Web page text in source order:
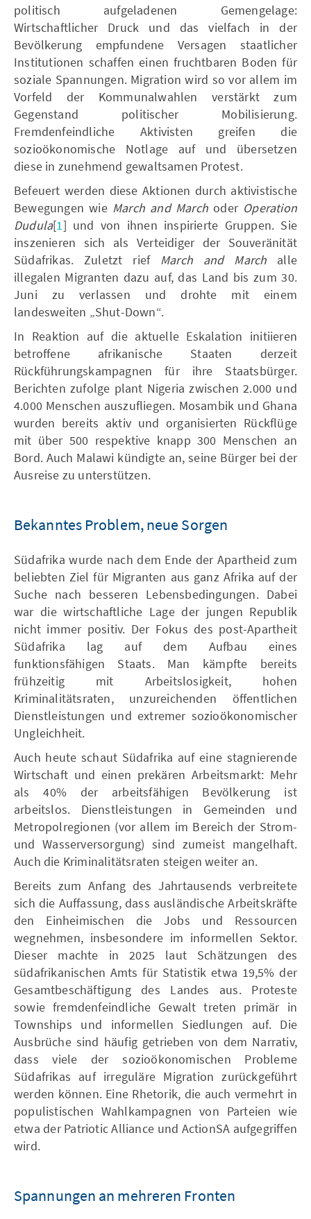
politisch aufgeladenen Gemengelage:
Wirtschaftlicher Druck und das vielfach in der
Bevölkerung empfundene Versagen staatlicher
Institutionen schaffen einen fruchtbaren Boden für
soziale Spannungen. Migration wird so vor allem im
Vorfeld der Kommunalwahlen verstärkt zum
Gegenstand politischer Mobilisierung.
Fremdenfeindliche Aktivisten greifen die
sozioökonomische Notlage auf und übersetzen
diese in zunehmend gewaltsamen Protest.
Befeuert werden diese Aktionen durch aktivistische
Bewegungen wie March and MarchoderOperation
Dudula[1] und von ihnen inspirierte Gruppen. Sie
inszenieren sich als Verteidiger der Souveränität
Südafrikas. Zuletzt rief March and March alle
illegalen Migranten dazu auf, das Land bis zum 30.
Juni zu verlassen und drohte mit einem
landesweiten „Shut-Down“.
In Reaktion auf die aktuelle Eskalation initiieren
betroffene afrikanische Staaten derzeit
Rückführungskampagnen für ihre Staatsbürger.
Berichten zufolge plant Nigeria zwischen 2.000 und
4.000 Menschen auszufliegen. Mosambik und Ghana
wurden bereits aktiv und organisierten Rückflüge
mit über 500 respektive knapp 300 Menschen an
Bord. Auch Malawi kündigte an, seine Bürger bei der
Ausreise zu unterstützen.
Bekanntes Problem, neue Sorgen
Südafrika wurde nach dem Ende der Apartheid zum
beliebten Ziel für Migranten aus ganz Afrika auf der
Suche nach besseren Lebensbedingungen. Dabei
war die wirtschaftliche Lage der jungen Republik
nicht immer positiv. Der Fokus des post-Apartheit
Südafrika lag auf dem Aufbau eines
funktionsfähigen Staats. Man kämpfte bereits
frühzeitig mit Arbeitslosigkeit, hohen
Kriminalitätsraten, unzureichenden öffentlichen
Dienstleistungen und extremer sozioökonomischer
Ungleichheit.
Auch heute schaut Südafrika auf eine stagnierende
Wirtschaft und einen prekären Arbeitsmarkt: Mehr
als 40% der arbeitsfähigen Bevölkerung ist
arbeitslos. Dienstleistungen in Gemeinden und
Metropolregionen (vor allem im Bereich der Strom-
und Wasserversorgung) sind zumeist mangelhaft.
Auch die Kriminalitätsraten steigen weiter an.
Bereits zum Anfang des Jahrtausends verbreitete
sich die Auffassung, dass ausländische Arbeitskräfte
den Einheimischen die Jobs und Ressourcen
wegnehmen, insbesondere im informellen Sektor.
Dieser machte in 2025 laut Schätzungen des
südafrikanischen Amts für Statistik etwa 19,5% der
Gesamtbeschäftigung des Landes aus. Proteste
sowie fremdenfeindliche Gewalt treten primär in
Townships und informellen Siedlungen auf. Die
Ausbrüche sind häufig getrieben von dem Narrativ,
dass viele der sozioökonomischen Probleme
Südafrikas auf irreguläre Migration zurückgeführt
werden können. Eine Rhetorik, die auch vermehrt in
populistischen Wahlkampagnen von Parteien wie
etwa der Patriotic Alliance und ActionSA aufgegriffen
wird.
Spannungen an mehreren Fronten